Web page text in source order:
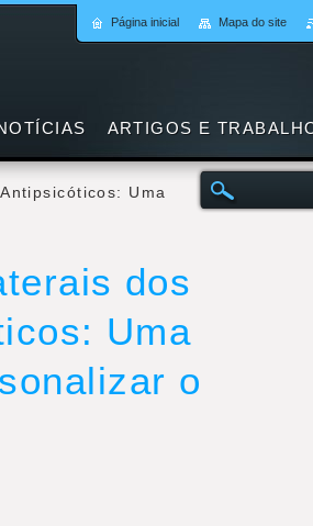
Uma
dos
Uma
o
ARTIGOS E
Página inicial Mapa do site